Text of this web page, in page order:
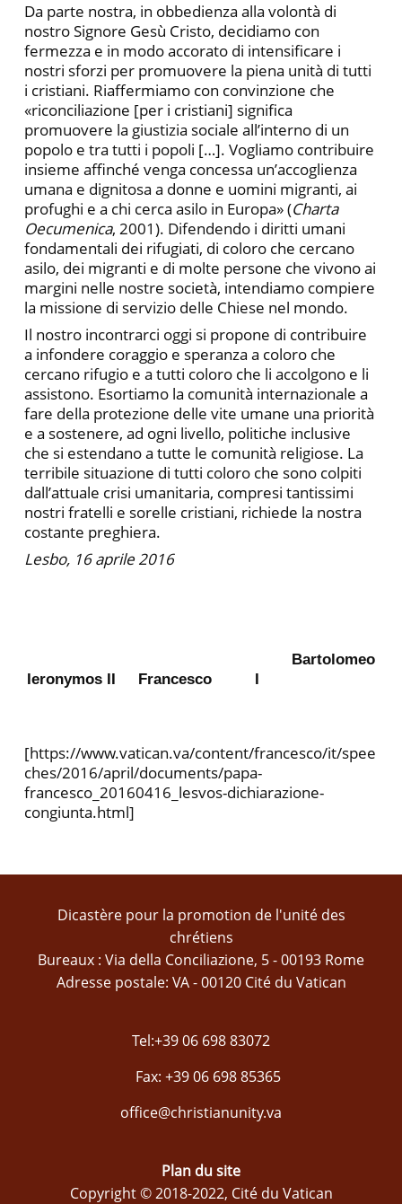
Da parte nostra, in obbedienza alla volontà di
nostro Signore Gesù Cristo, decidiamo con
fermezza e in modo accorato di intensificare i
nostri sforzi per promuovere la piena unità di tutti
i cristiani. Riaffermiamo con convinzione che
«riconciliazione [per i cristiani] significa
promuovere la giustizia sociale all’interno di un
popolo e tra tutti i popoli […]. Vogliamo contribuire
insieme affinché venga concessa un’accoglienza
umana e dignitosa a donne e uomini migranti, ai
profughi e a chi cerca asilo in Europa» (Charta
Oecumenica, 2001). Difendendo i diritti umani
fondamentali dei rifugiati, di coloro che cercano
asilo, dei migranti e di molte persone che vivono ai
margini nelle nostre società, intendiamo compiere
la missione di servizio delle Chiese nel mondo.
Il nostro incontrarci oggi si propone di contribuire
a infondere coraggio e speranza a coloro che
cercano rifugio e a tutti coloro che li accolgono e li
assistono. Esortiamo la comunità internazionale a
fare della protezione delle vite umane una priorità
e a sostenere, ad ogni livello, politiche inclusive
che si estendano a tutte le comunità religiose. La
terribile situazione di tutti coloro che sono colpiti
dall’attuale crisi umanitaria, compresi tantissimi
nostri fratelli e sorelle cristiani, richiede la nostra
costante preghiera.
Lesbo, 16 aprile 2016
Ieronymos II Francesco
Bartolomeo
I
[https://www.vatican.va/content/francesco/it/spee
ches/2016/april/documents/papa-
francesco_20160416_lesvos-dichiarazione-
congiunta.html]
Dicastère pour la promotion de l'unité des
chrétiens
Bureaux : Via della Conciliazione, 5 - 00193 Rome
Adresse postale: VA - 00120 Cité du Vatican
Tel:+39 06 698 83072
Fax: +39 06 698 85365
office@christianunity.va
Plan du site
Copyright © 2018-2022, Cité du Vatican